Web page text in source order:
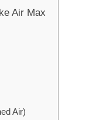
Air Max
Air)